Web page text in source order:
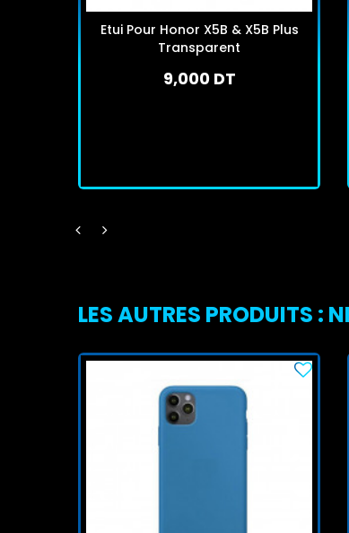
Etui Pour Honor X5B & X5B Plus
Transparent
9,000 DT
LES AUTRES PRODUITS :